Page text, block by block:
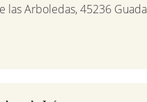
Arboledas, 45236